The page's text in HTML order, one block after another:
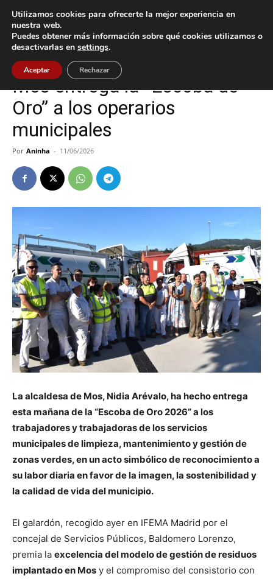
Inicio Cultura / Ocio
Cultura / Ocio Mos
Mos entrega la “Escoba de
Oro” a los operarios
municipales
Por Aninha - 11/06/2026
La alcaldesa de Mos, Nidia Arévalo, ha hecho entrega
esta mañana de la “Escoba de Oro 2026” a los
trabajadores y trabajadoras de los servicios
municipales de limpieza, mantenimiento y gestión de
zonas verdes, en un acto simbólico de reconocimiento a
su labor diaria en favor de la imagen, la sostenibilidad y
la calidad de vida del municipio.
El galardón, recogido ayer en IFEMA Madrid por el
concejal de Servicios Públicos, Baldomero Lorenzo,
premia la excelencia del modelo de gestión de residuos
implantado en Mos y el compromiso del consistorio con
Utilizamos cookies para ofrecerte la mejor experiencia en
nuestra web.
Puedes obtener más información sobre qué cookies utilizamos o
desactivarlas en settings.
Aceptar Rechazar